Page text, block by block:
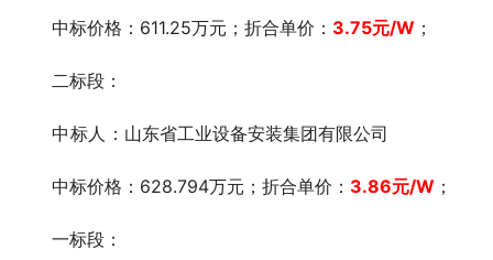
中标价格：611.25万元；折合单价： 3.75元/W ；
二标段：
中标人 ：山东省工业设备安装集团有限公司
中标价格：628.794万元；折合单价： 3.86元/W ；
一标段：